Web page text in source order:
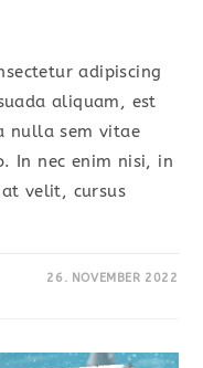
adipiscing
aliquam, est
nulla sem vitae
In nec enim nisi, in
velit, cursus
26. NOVEMBER 2022